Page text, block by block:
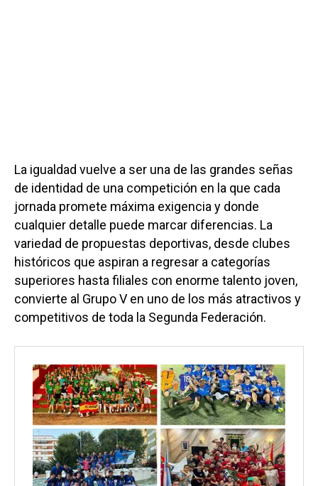
La igualdad vuelve a ser una de las grandes señas
de identidad de una competición en la que cada
jornada promete máxima exigencia y donde
cualquier detalle puede marcar diferencias. La
variedad de propuestas deportivas, desde clubes
históricos que aspiran a regresar a categorías
superiores hasta filiales con enorme talento joven,
convierte al Grupo V en uno de los más atractivos y
competitivos de toda la Segunda Federación.